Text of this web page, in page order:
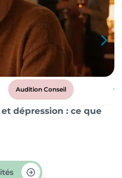
Audition Conseil
dépression : ce que